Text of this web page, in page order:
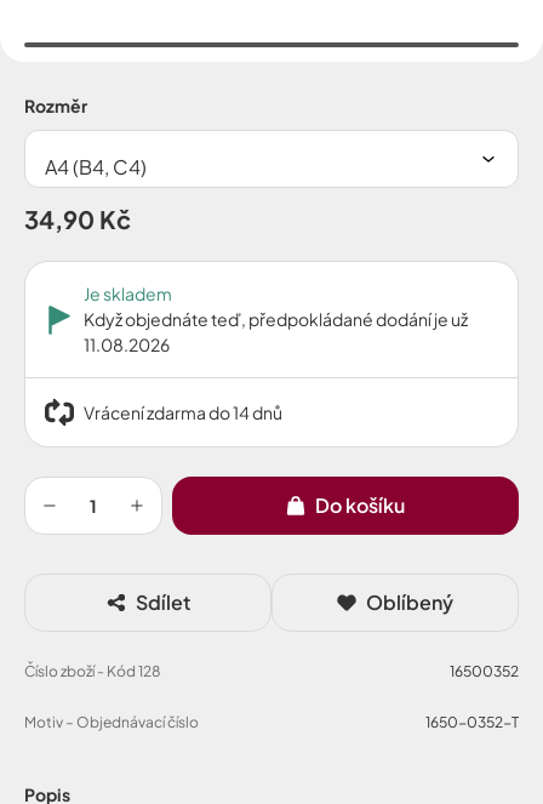
Popis
Rozměr
34,90 Kč
Je skladem
Když objednáte teď, předpokládané dodání je už
11.08.2026
Vrácení zdarma do 14 dnů
Do košíku
Sdílet Oblíbený
Číslo zboží - Kód 128 16500352
Motiv – Objednávací číslo 1650-0352-T